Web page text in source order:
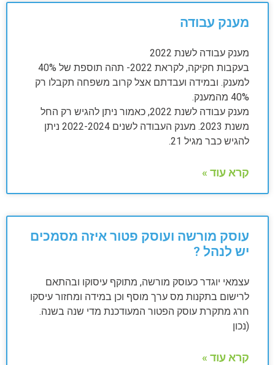
מענק עבודה
מענק עבודה לשנת 2022
בעקבות חקיקה, לקראת 2022- תהה תוספת של 40%
למענק. ובמידה ועבדתם אצל קרוב משפחה תקבלו רק
40% מהמענק.
מענק עבודה לשנת 2022, כאמור ניתן להגיש רק החל
משנת 2023. מענק העבודה לשנים 2022-2024 ניתן
להגיש כבר מגיל 21.
קרא עוד »
עוסק מורשה ועוסק פטור איזה מסמכים
יש לנהל ?
עצמאי יוגדר כעוסק מורשה, מתוקף עיסוקו ובהתאם
לרישום בתקנות מס ערך מוסף וכן במידה ומחזור עיסקו
חרג מתקרת עוסק הפטור המעודכנת מדי שנה בשנה.
(נכון
קרא עוד »